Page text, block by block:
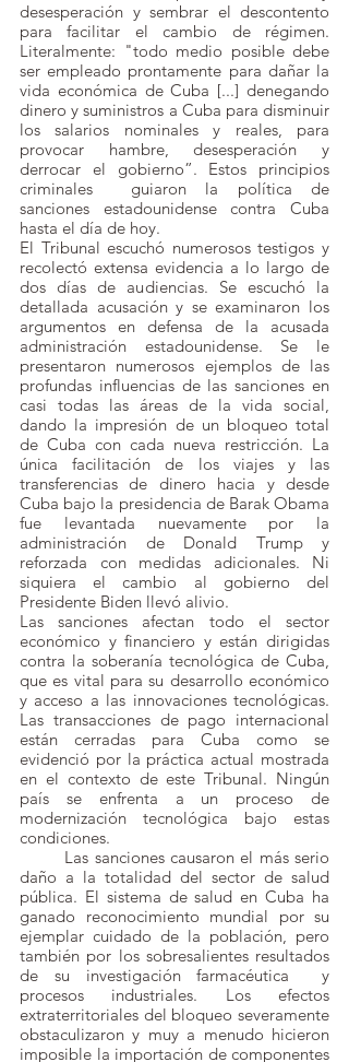
desesperación y sembrar el descontento
para facilitar el cambio de régimen.
Literalmente: "todo medio posible debe
ser empleado prontamente para dañar la
vida económica de Cuba [...] denegando
dinero y suministros a Cuba para disminuir
los salarios nominales y reales, para
provocar hambre, desesperación y
derrocar el gobierno”. Estos principios
criminales  guiaron la política de
sanciones estadounidense contra Cuba
hasta el día de hoy.
El Tribunal escuchó numerosos testigos y
recolectó extensa evidencia a lo largo de
dos días de audiencias. Se escuchó la
detallada acusación y se examinaron los
argumentos en defensa de la acusada
administración estadounidense. Se le
presentaron numerosos ejemplos de las
profundas influencias de las sanciones en
casi todas las áreas de la vida social,
dando la impresión de un bloqueo total
de Cuba con cada nueva restricción. La
única facilitación de los viajes y las
transferencias de dinero hacia y desde
Cuba bajo la presidencia de Barak Obama
fue levantada nuevamente por la
administración de Donald Trump y
reforzada con medidas adicionales. Ni
siquiera el cambio al gobierno del
Presidente Biden llevó alivio.
Las sanciones afectan todo el sector
económico y financiero y están dirigidas
contra la soberanía tecnológica de Cuba,
que es vital para su desarrollo económico
y acceso a las innovaciones tecnológicas.
Las transacciones de pago internacional
están cerradas para Cuba como se
evidenció por la práctica actual mostrada
en el contexto de este Tribunal. Ningún
país se enfrenta a un proceso de
modernización tecnológica bajo estas
condiciones.
daño a la totalidad del sector de salud
pública. El sistema de salud en Cuba ha
ganado reconocimiento mundial por su
ejemplar cuidado de la población, pero
también por los sobresalientes resultados
de su investigación farmacéutica  y
procesos industriales. Los efectos
extraterritoriales del bloqueo severamente
obstaculizaron y muy a menudo hicieron
imposible la importación de componentes